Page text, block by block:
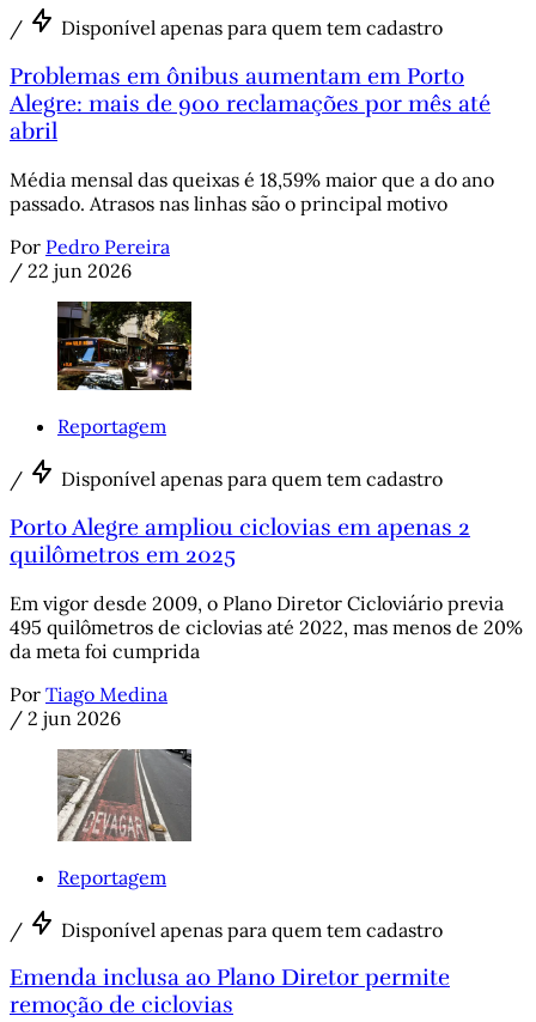
/ Disponível apenas para quem tem cadastro
Problemas em ônibus aumentam em Porto
Alegre: mais de 900 reclamações por mês até
abril
Média mensal das queixas é 18,59% maior que a do ano
passado. Atrasos nas linhas são o principal motivo
Por Pedro Pereira
/ 22 jun 2026
Reportagem
/ Disponível apenas para quem tem cadastro
Porto Alegre ampliou ciclovias em apenas 2
quilômetros em 2025
Em vigor desde 2009, o Plano Diretor Cicloviário previa
495 quilômetros de ciclovias até 2022, mas menos de 20%
da meta foi cumprida
Por Tiago Medina
/ 2 jun 2026
Reportagem
/ Disponível apenas para quem tem cadastro
Emenda inclusa ao Plano Diretor permite
remoção de ciclovias